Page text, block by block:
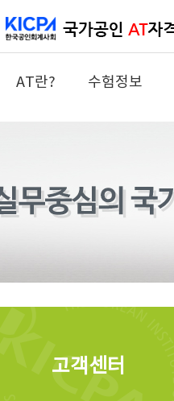
AT란? 수험정보
고객센터